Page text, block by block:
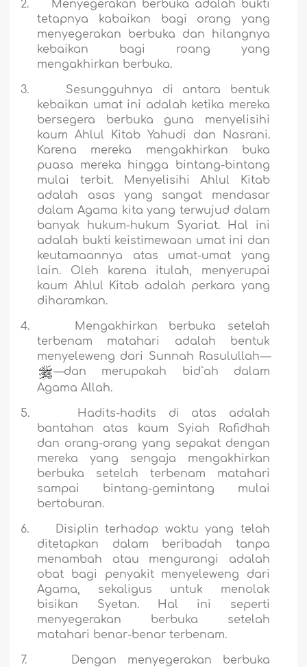
2.
Menyegerakan berbuka adalah bukti
tetapnya kabaikan bagi orang yang
menyegerakan berbuka dan hilangnya
kebaikan bagi roang yang
mengakhirkan berbuka.
3.
Sesungguhnya di antara bentuk
kebaikan umat ini adalah ketika mereka
bersegera berbuka guna menyelisihi
kaum Ahlul Kitab Yahudi dan Nasrani.
Karena mereka mengakhirkan buka
puasa mereka hingga bintang-bintang
mulai terbit. Menyelisihi Ahlul Kitab
adalah asas yang sangat mendasar
dalam Agama kita yang terwujud dalam
banyak hukum-hukum Syariat. Hal ini
adalah bukti keistimewaan umat ini dan
keutamaannya atas umat-umat yang
lain. Oleh karena itulah, menyerupai
kaum Ahlul Kitab adalah perkara yang
diharamkan.
4.
Mengakhirkan berbuka setelah
terbenam matahari adalah bentuk
menyeleweng dari Sunnah Rasulullah—
—dan merupakah bid`ah dalam
Agama Allah.
5.
Hadits-hadits di atas adalah
bantahan atas kaum Syiah Rafidhah
dan orang-orang yang sepakat dengan
mereka yang sengaja mengakhirkan
berbuka setelah terbenam matahari
sampai bintang-gemintang mulai
bertaburan.
6.
Disiplin terhadap waktu yang telah
ditetapkan dalam beribadah tanpa
menambah atau mengurangi adalah
obat bagi penyakit menyeleweng dari
Agama, sekaligus untuk menolak
bisikan Syetan. Hal ini seperti
menyegerakan berbuka setelah
matahari benar-benar terbenam.
7.
Dengan menyegerakan berbuka